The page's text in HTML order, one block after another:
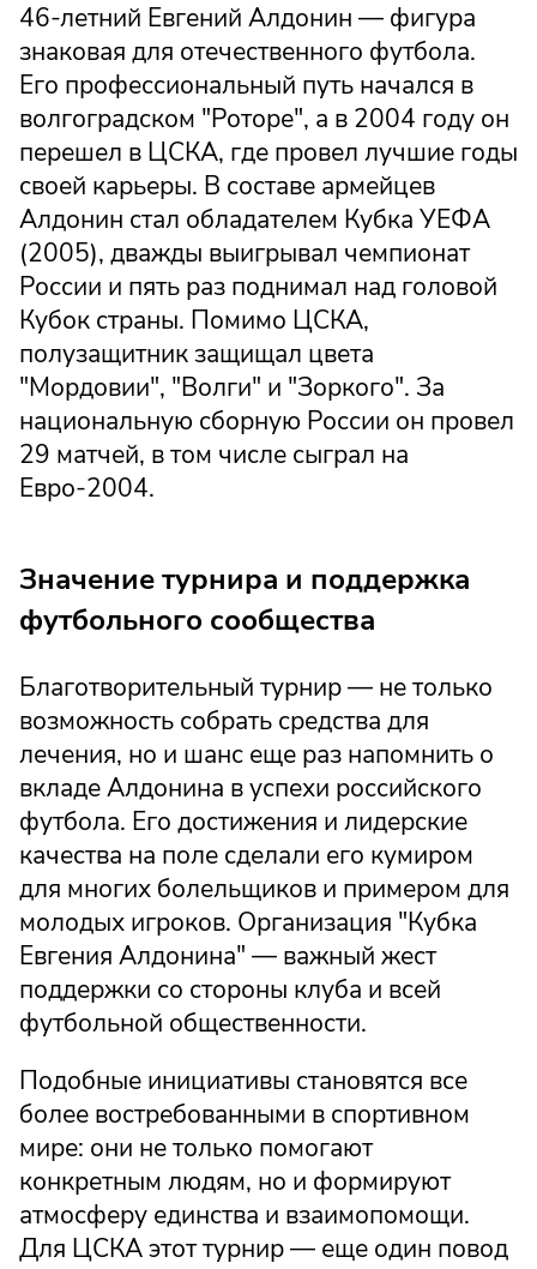
46-летний Евгений Алдонин — фигура
знаковая для отечественного футбола.
Его профессиональный путь начался в
волгоградском "Роторе", а в 2004 году он
перешел в ЦСКА, где провел лучшие годы
своей карьеры. В составе армейцев
Алдонин стал обладателем Кубка УЕФА
(2005), дважды выигрывал чемпионат
России и пять раз поднимал над головой
Кубок страны. Помимо ЦСКА,
полузащитник защищал цвета
"Мордовии", "Волги" и "Зоркого". За
национальную сборную России он провел
29 матчей, в том числе сыграл на
Евро-2004.
Значение турнира и поддержка
футбольного сообщества
Благотворительный турнир — не только
возможность собрать средства для
лечения, но и шанс еще раз напомнить о
вкладе Алдонина в успехи российского
футбола. Его достижения и лидерские
качества на поле сделали его кумиром
для многих болельщиков и примером для
молодых игроков. Организация "Кубка
Евгения Алдонина" — важный жест
поддержки со стороны клуба и всей
футбольной общественности.
Подобные инициативы становятся все
более востребованными в спортивном
мире: они не только помогают
конкретным людям, но и формируют
атмосферу единства и взаимопомощи.
Для ЦСКА этот турнир — еще один повод